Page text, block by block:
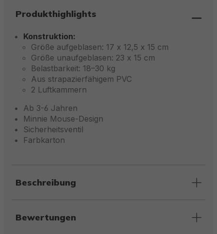
Produkthighlights
Konstruktion:
Größe aufgeblasen: 17 x 12,5 x 15 cm
Größe unaufgeblasen: 23 x 15 cm
Belastbarkeit: 18–30 kg
Aus strapazierfähigem PVC
2 Luftkammern
Ab 3-6 Jahren
Minnie Mouse-Design
Sicherheitsventil
Farbkarton
Beschreibung
Bewertungen